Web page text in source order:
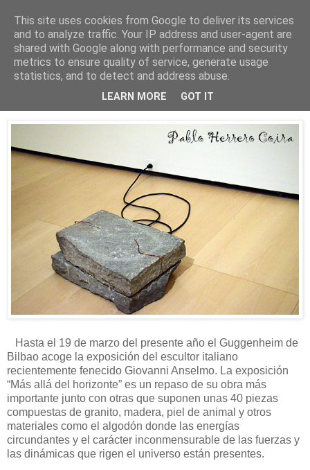
Está de pinga
30/3/24
Giovanni Anselmo en el Guggenheim
Hasta el 19 de marzo del presente año el Guggenheim de
Bilbao acoge la exposición del escultor italiano
recientemente fenecido Giovanni Anselmo. La exposición
“Más allá del horizonte” es un repaso de su obra más
importante junto con otras que suponen unas 40 piezas
compuestas de granito, madera, piel de animal y otros
materiales como el algodón donde las energías
circundantes y el carácter inconmensurable de las fuerzas y
las dinámicas que rigen el universo están presentes.
This site uses cookies from Google to deliver its services
and to analyze traffic. Your IP address and user-agent are
shared with Google along with performance and security
metrics to ensure quality of service, generate usage
statistics, and to detect and address abuse.
LEARN MORE GOT IT